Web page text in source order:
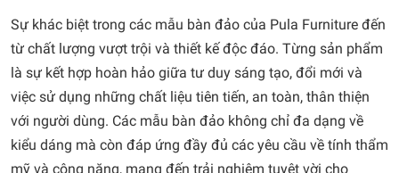
Sự khác biệt trong các mẫu bàn đảo của Pula Furniture đến
từ chất lượng vượt trội và thiết kế độc đáo. Từng sản phẩm
là sự kết hợp hoàn hảo giữa tư duy sáng tạo, đổi mới và
việc sử dụng những chất liệu tiên tiến, an toàn, thân thiện
với người dùng. Các mẫu bàn đảo không chỉ đa dạng về
kiểu dáng mà còn đáp ứng đầy đủ các yêu cầu về tính thẩm
mỹ và công năng, mang đến trải nghiệm tuyệt vời cho